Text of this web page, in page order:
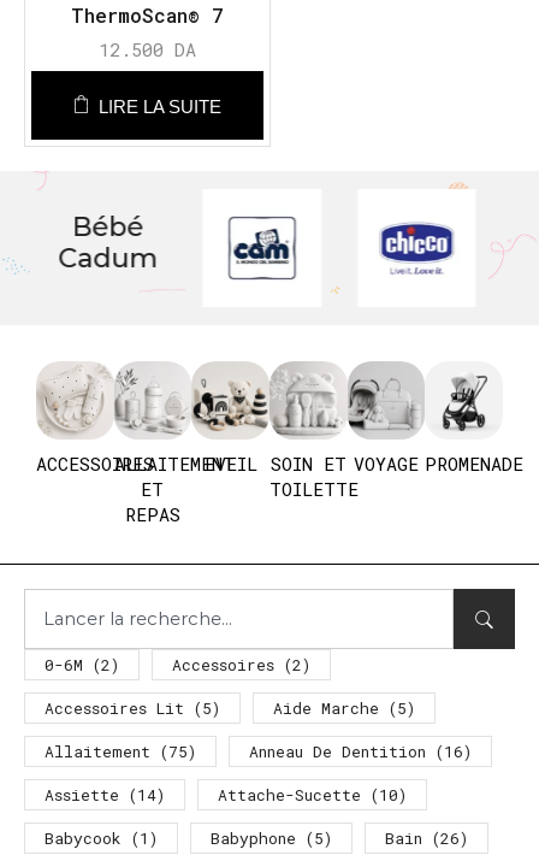
ThermoScan® 7
12.500 DA
LIRE LA SUITE
Bébé
Cadum
ACCESSOIRESALLAITEMENT
ET
REPAS
EVEIL SOIN ET
TOILETTE
VOYAGE PROMENADE
0-6M (2) Accessoires (2)
Accessoires Lit (5) Aide Marche (5)
Allaitement (75) Anneau De Dentition (16)
Assiette (14) Attache-Sucette (10)
Babycook (1) Babyphone (5) Bain (26)